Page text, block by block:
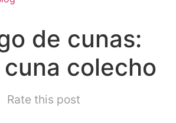
de cunas:
colecho
Rate this post